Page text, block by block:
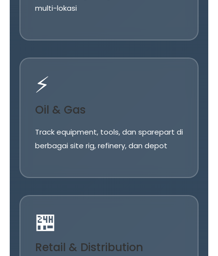
multi-lokasi
⚡
Oil & Gas
Track equipment, tools, dan sparepart di
berbagai site rig, refinery, dan depot
🏪
Retail & Distribution